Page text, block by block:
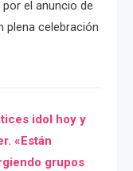
el anuncio de
plena celebración
idol hoy y
«Están
grupos